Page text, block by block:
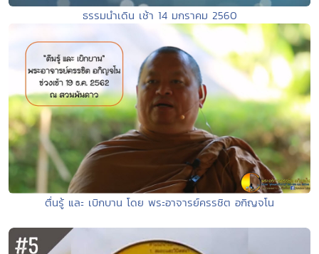
ธรรมนำเดิน เช้า 14 มกราคม 2560
ตื่นรู้ และ เบิกบาน โดย พระอาจารย์ครรชิต อกิญจโน